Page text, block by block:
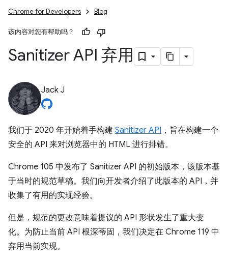
Chrome for Developers Blog
该内容对您有帮助吗？
Sanitizer API 弃用
Jack J
我们于 2020 年开始着手构建 Sanitizer API ，旨在构建一个
安全的 API 来对浏览器中的 HTML 进行排错。
Chrome 105 中发布了 Sanitizer API 的初始版本，该版本基
于当时的规范草稿。我们向开发者介绍了此版本的 API，并
收集了有用的实现经验。
但是，规范的更改意味着提议的 API 形状发生了重大变
化。为防止当前 API 根深蒂固，我们决定在 Chrome 119 中
弃用当前实现。